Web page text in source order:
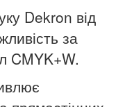
Dekron від
за
CMYK+W.